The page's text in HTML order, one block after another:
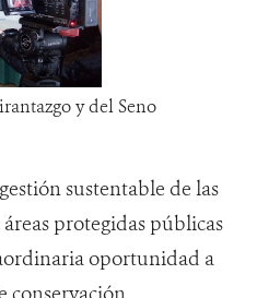
y del Seno
sustentable de las
protegidas públicas
oportunidad a